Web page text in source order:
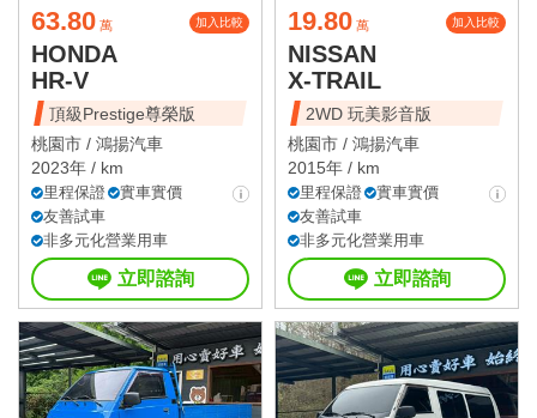
63.80 萬 加入比較
HONDA
HR-V
頂級Prestige尊榮版
桃園市 / 鴻揚汽車
2023年 / km
里程保證
實車實價
友善試車
非多元化營業用車
立即諮詢
19.80 萬 加入比較
NISSAN
X-TRAIL
2WD 玩美影音版
桃園市 / 鴻揚汽車
2015年 / km
里程保證
實車實價
友善試車
非多元化營業用車
立即諮詢